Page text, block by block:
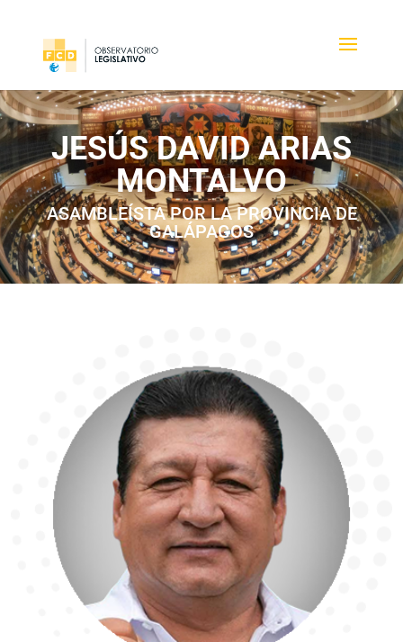
JESÚS DAVID ARIAS
MONTALVO
ASAMBLEÍSTA POR LA PROVINCIA DE
GALÁPAGOS